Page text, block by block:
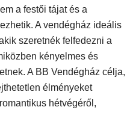
a festői tájat és a
A vendégház ideális
szeretnék felfedezni a
kényelmes és
A BB Vendégház célja,
élményeket
hétvégéről,